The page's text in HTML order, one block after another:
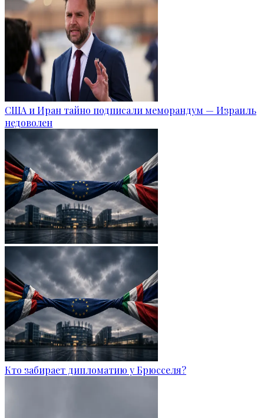
США и Иран тайно подписали меморандум — Израиль
недоволен
Кто забирает дипломатию у Брюсселя?